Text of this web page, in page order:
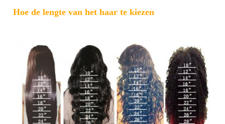
Hoe de lengte van het haar te kiezen